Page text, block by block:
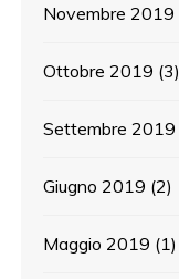
Novembre 2019
Ottobre 2019 (3)
Settembre 2019
Giugno 2019 (2)
Maggio 2019 (1)